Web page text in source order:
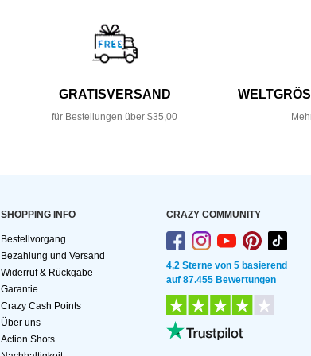
GRATISVERSAND
für Bestellungen über $35,00
SHOPPING INFO
Bestellvorgang
Bezahlung und Versand
Widerruf & Rückgabe
Garantie
Crazy Cash Points
Über uns
Action Shots
CRAZY COMMUNITY
4,2 Sterne von 5 basierend
auf 87.455 Bewertungen